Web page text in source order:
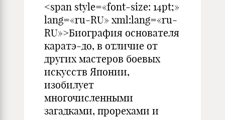
<span style=«font-size: 14pt;»
lang=«ru-RU» xml:lang=«ru-
RU»>Биография основателя
каратэ-до, в отличие от
других мастеров боевых
искусств Японии,
изобилует
многочисленными
загадками, прорехами и